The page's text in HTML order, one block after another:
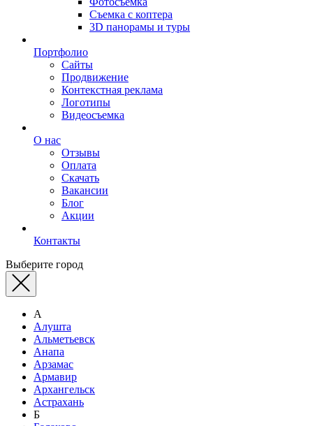
Съемка с коптера
3D панорамы и туры
Портфолио
Сайты
Продвижение
Контекстная реклама
Логотипы
Видеосъемка
О нас
Отзывы
Оплата
Скачать
Вакансии
Блог
Акции
Контакты
Выберите город
А
Алушта
Альметьевск
Анапа
Арзамас
Армавир
Архангельск
Астрахань
Б